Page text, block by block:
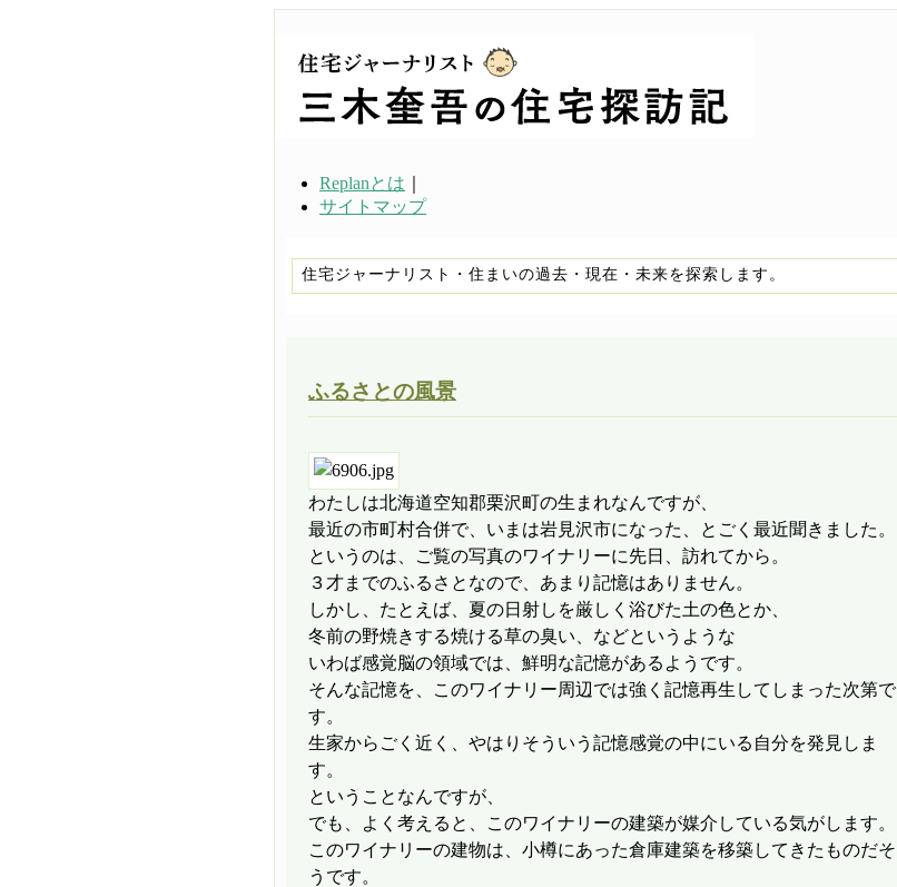
Replanとは
サイトマップ
住宅ジャーナリスト・住まいの過去・現在・未来を探索します。
ふるさとの風景
わたしは北海道空知郡栗沢町の生まれなんですが、
最近の市町村合併で、いまは岩見沢市になった、とごく最近聞きました。
というのは、ご覧の写真のワイナリーに先日、訪れてから。
３才までのふるさとなので、あまり記憶はありません。
しかし、たとえば、夏の日射しを厳しく浴びた土の色とか、
冬前の野焼きする焼ける草の臭い、などというような
いわば感覚脳の領域では、鮮明な記憶があるようです。
そんな記憶を、このワイナリー周辺では強く記憶再生してしまった次第で
す。
生家からごく近く、やはりそういう記憶感覚の中にいる自分を発見しま
す。
ということなんですが、
でも、よく考えると、このワイナリーの建築が媒介している気がします。
このワイナリーの建物は、小樽にあった倉庫建築を移築してきたものだそ
うです。